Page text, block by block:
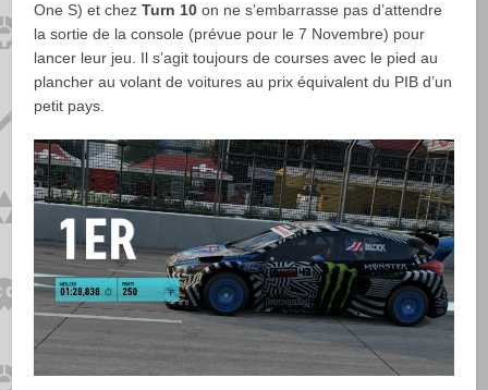
One S) et chezTurn 10 on ne s’embarrasse pas d’attendre
la sortie de la console (prévue pour le 7 Novembre) pour
lancer leur jeu. Il s’agit toujours de courses avec le pied au
plancher au volant de voitures au prix équivalent du PIB d’un
petit pays.